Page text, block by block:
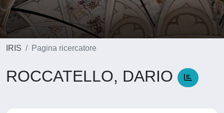
IRIS Pagina ricercatore
ROCCATELLO, DARIO